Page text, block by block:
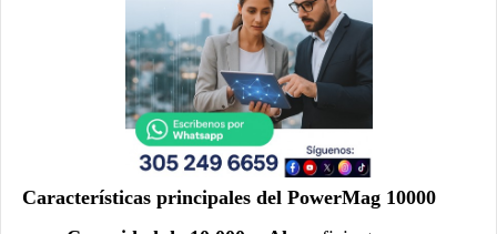
Características principales del PowerMag 10000